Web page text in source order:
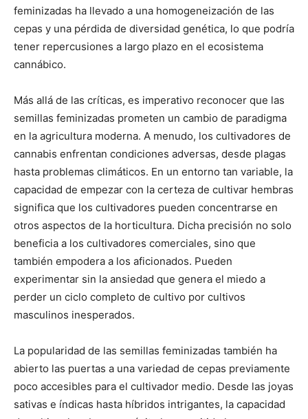
feminizadas ha llevado a una homogeneización de las
cepas y una pérdida de diversidad genética, lo que podría
tener repercusiones a largo plazo en el ecosistema
cannábico.
Más allá de las críticas, es imperativo reconocer que las
semillas feminizadas prometen un cambio de paradigma
en la agricultura moderna. A menudo, los cultivadores de
cannabis enfrentan condiciones adversas, desde plagas
hasta problemas climáticos. En un entorno tan variable, la
capacidad de empezar con la certeza de cultivar hembras
significa que los cultivadores pueden concentrarse en
otros aspectos de la horticultura. Dicha precisión no solo
beneficia a los cultivadores comerciales, sino que
también empodera a los aficionados. Pueden
experimentar sin la ansiedad que genera el miedo a
perder un ciclo completo de cultivo por cultivos
masculinos inesperados.
La popularidad de las semillas feminizadas también ha
abierto las puertas a una variedad de cepas previamente
poco accesibles para el cultivador medio. Desde las joyas
sativas e índicas hasta híbridos intrigantes, la capacidad